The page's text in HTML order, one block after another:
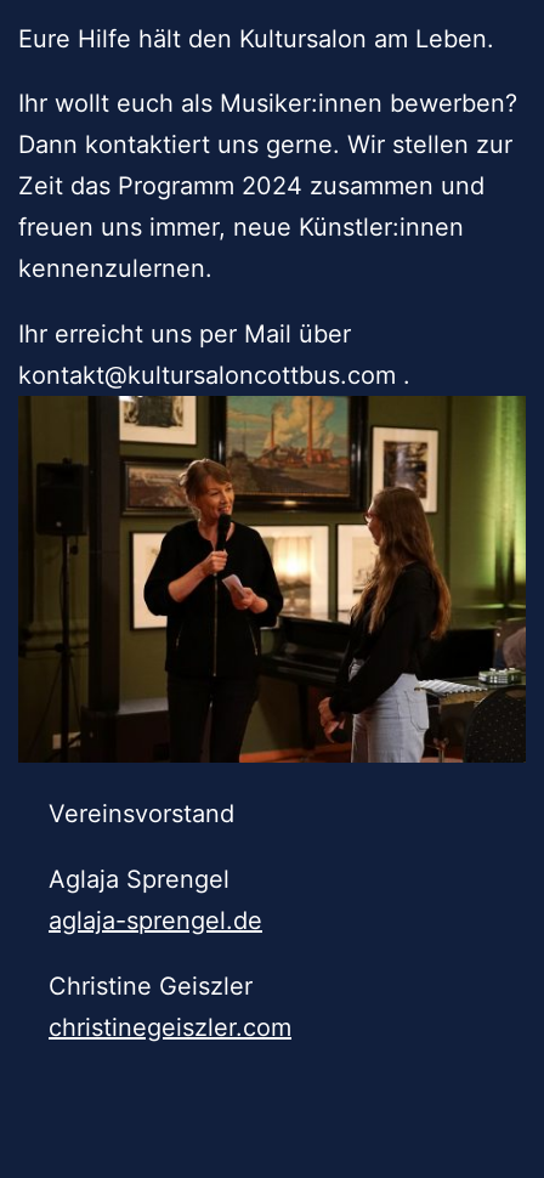
Eure Hilfe hält den Kultursalon am Leben.
Ihr wollt euch als Musiker:innen bewerben?
Dann kontaktiert uns gerne. Wir stellen zur
Zeit das Programm 2024 zusammen und
freuen uns immer, neue Künstler:innen
kennenzulernen.
Ihr erreicht uns per Mail über
kontakt@kultursaloncottbus.com .
Vereinsvorstand
Aglaja Sprengel
aglaja-sprengel.de
Christine Geiszler
christinegeiszler.com